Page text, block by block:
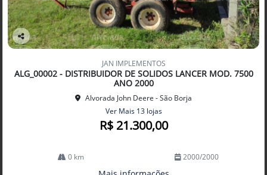
Co
arti
lhe
JAN IMPLEMENTOS
ALG_00002 - DISTRIBUIDOR DE SOLIDOS LANCER MOD. 7500
ANO 2000
Alvorada John Deere - São Borja
Ver Mais 13 lojas
R$ 21.300,00
0 km 2000/2000